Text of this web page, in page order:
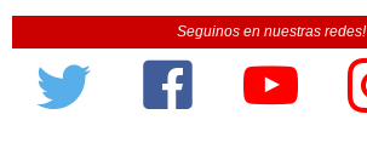
Seguinos en nuestras redes!